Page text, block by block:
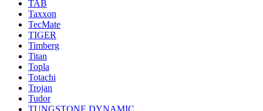
TAB
Taxxon
TecMate
TIGER
Timberg
Titan
Topla
Totachi
Trojan
Tudor